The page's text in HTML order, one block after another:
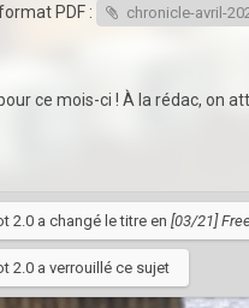
PDF : chronicle-avril-
ce mois-ci ! À la rédac, on
2.0 a changé le titre en [03/21]
2.0 a verrouillé ce sujet